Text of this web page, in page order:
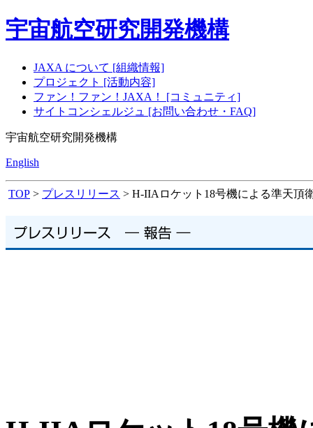
宇宙航空研究開発機構
JAXA について [組織情報]
プロジェクト [活動内容]
ファン！ファン！JAXA！ [コミュニティ]
サイトコンシェルジュ [お問い合わせ・FAQ]
宇宙航空研究開発機構
English
TOP > プレスリリース > H-IIAロケット18号機による準天頂